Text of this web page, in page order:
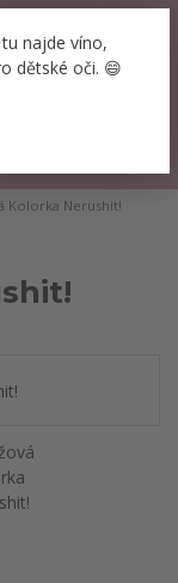
najde víno,
dětské oči. 😄
0 Kč
Kolorka Nerushit!